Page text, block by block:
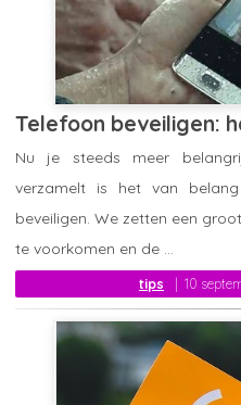
Telefoon beveiligen:
tips 10
Nu je steeds meer
verzamelt is het van
beveiligen. We zetten een
te voorkomen en de ...